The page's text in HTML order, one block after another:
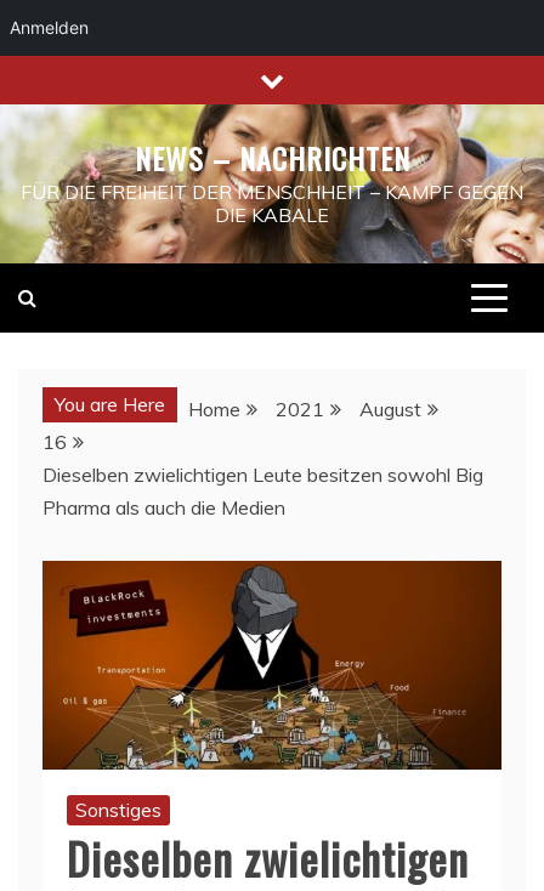
Anmelden
to
content
NEWS – NACHRICHTEN
FÜR DIE FREIHEIT DER MENSCHHEIT – KAMPF GEGEN
DIE KABALE
You are Here Home 2021
August
16
Dieselben zwielichtigen Leute besitzen sowohl Big
Pharma als auch die Medien
Sonstiges
Dieselben zwielichtigen